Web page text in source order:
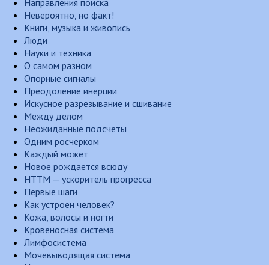
Направления поиска
Невероятно, но факт!
Книги, музыка и живопись
Люди
Науки и техника
О самом разном
Опорные сигналы
Преодоление инерции
Искусное разрезывание и сшивание
Между делом
Неожиданные подсчеты
Одним росчерком
Каждый может
Новое рождается всюду
НТТМ — ускоритель прогресса
Первые шаги
Как устроен человек?
Кожа, волосы и ногти
Кровеносная система
Лимфосистема
Мочевыводящая система